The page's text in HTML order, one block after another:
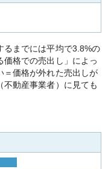
るまでには平均で3.8%の
格での売出し」によっ
＝価格が外れた売出しが
動産事業者）に見ても